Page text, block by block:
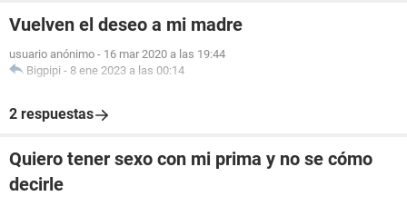
Vuelven el deseo a mi madre
usuario anónimo - 16 mar 2020 a las 19:44
Bigpipi - 8 ene 2023 a las 00:14
2 respuestas
Quiero tener sexo con mi prima y no se cómo
decirle